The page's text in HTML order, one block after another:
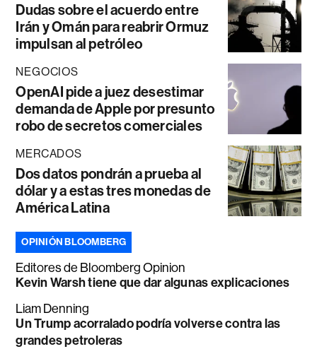
Dudas sobre el acuerdo entre
Irán y Omán para reabrir Ormuz
impulsan al petróleo
NEGOCIOS
OpenAI pide a juez desestimar
demanda de Apple por presunto
robo de secretos comerciales
MERCADOS
Dos datos pondrán a prueba al
dólar y a estas tres monedas de
América Latina
OPINIÓN BLOOMBERG
Editores de Bloomberg Opinion
Kevin Warsh tiene que dar algunas explicaciones
Liam Denning
Un Trump acorralado podría volverse contra las
grandes petroleras